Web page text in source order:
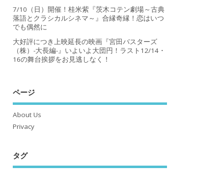
7/10（日）開催！桂米紫『茨木コテン劇場～古典
落語とクラシカルシネマ～』合縁奇縁！恋はいつ
でも偶然に
大好評につき上映延長の映画『宮田バスターズ
（株）-大長編-』いよいよ大団円！ラスト12/14・
16の舞台挨拶をお見逃しなく！
ページ
About Us
Privacy
タグ